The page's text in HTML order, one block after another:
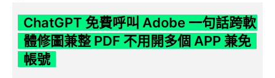
ChatGPT 免費呼叫 Adobe 一句話跨軟
體修圖兼整 PDF 不用開多個 APP 兼免
帳號